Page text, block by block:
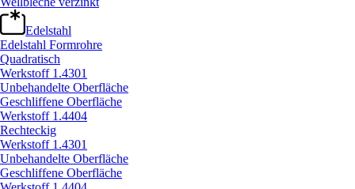
Edelstahl
Edelstahl Formrohre
Quadratisch
Werkstoff 1.4301
Unbehandelte Oberfläche
Geschliffene Oberfläche
Werkstoff 1.4404
Rechteckig
Werkstoff 1.4301
Unbehandelte Oberfläche
Geschliffene Oberfläche